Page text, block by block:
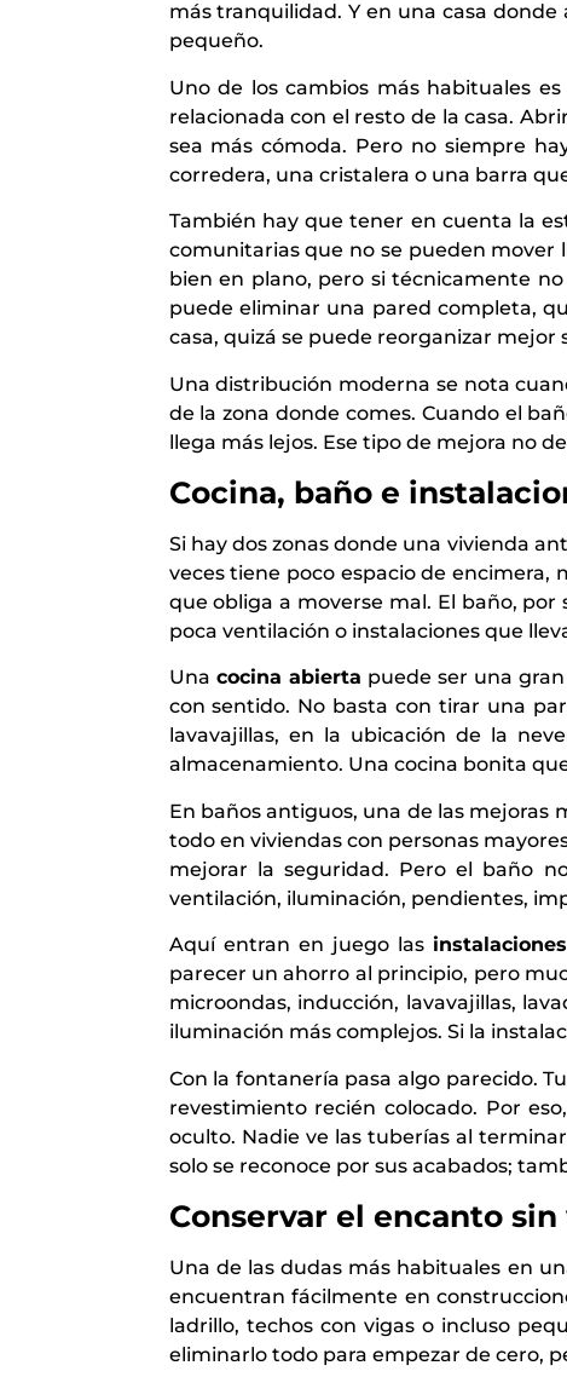
más tranquilidad. Y en una casa
pequeño.
Uno de los cambios más habituales
relacionada con el resto de la casa.
sea más cómoda. Pero no siempre
corredera, una cristalera o una barra
También hay que tener en cuenta la
comunitarias que no se pueden
bien en plano, pero si técnicamente
puede eliminar una pared completa,
casa, quizá se puede reorganizar mejor
Una distribución moderna se nota
de la zona donde comes. Cuando el
llega más lejos. Ese tipo de mejora no
Cocina, baño e
Si hay dos zonas donde una vivienda
veces tiene poco espacio de
que obliga a moverse mal. El baño,
poca ventilación o instalaciones que
Una cocina abierta puede ser una
con sentido. No basta con tirar una
lavavajillas, en la ubicación de la
almacenamiento. Una cocina bonita
En baños antiguos, una de las mejoras
todo en viviendas con personas
mejorar la seguridad. Pero el baño
ventilación, iluminación, pendientes,
Aquí entran en juego las
parecer un ahorro al principio, pero
microondas, inducción, lavavajillas,
iluminación más complejos. Si la
Con la fontanería pasa algo parecido.
revestimiento recién colocado. Por
oculto. Nadie ve las tuberías al
solo se reconoce por sus acabados;
Conservar el encanto
Una de las dudas más habituales en
encuentran fácilmente en
ladrillo, techos con vigas o incluso
eliminarlo todo para empezar de cero,